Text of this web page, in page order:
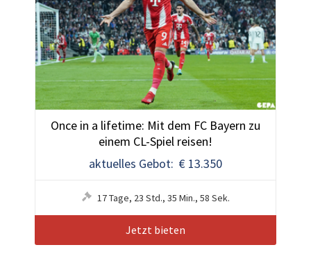
Once in a lifetime: Mit dem FC Bayern zu
einem CL-Spiel reisen!
aktuelles Gebot: € 13.350
17Tage, 23 Std., 35 Min., 55 Sek.
Jetzt bieten